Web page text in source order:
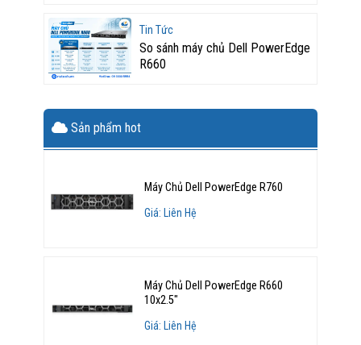
Tin Tức
So sánh máy chủ Dell PowerEdge
R660
Sản phẩm hot
Máy Chủ Dell PowerEdge R760
Giá: Liên Hệ
Máy Chủ Dell PowerEdge R660
10x2.5"
Giá: Liên Hệ